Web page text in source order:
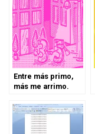
Entre más primo,
más me arrimo.